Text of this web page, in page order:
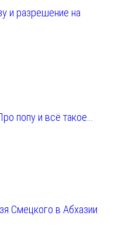
и разрешение на
попу и всё такое…
Смецкого в Абхазии